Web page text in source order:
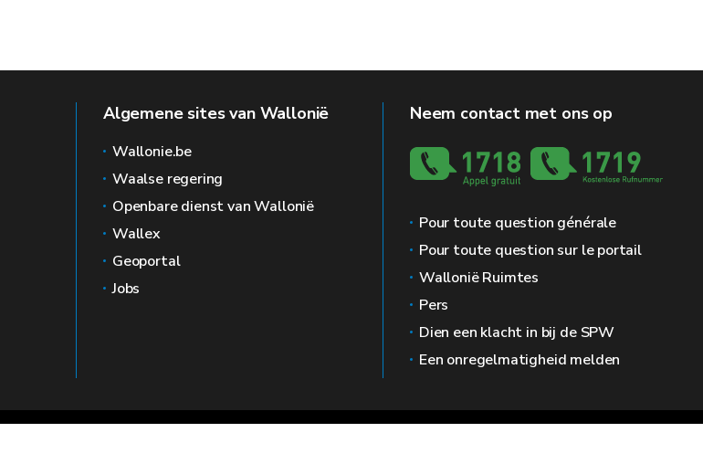
Algemene sites van Wallonië
Wallonie.be
Waalse regering
Openbare dienst van Wallonië
Wallex
Geoportal
Jobs
Neem contact met ons op
Pour toute question générale
Pour toute question sur le portail
Wallonië Ruimtes
Pers
Dien een klacht in bij de SPW
Een onregelmatigheid melden